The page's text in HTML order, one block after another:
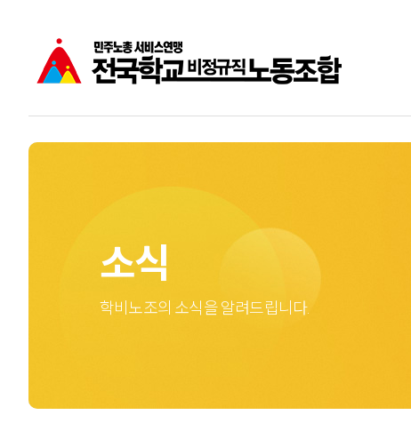
소식
학비노조의 소식을 알려드립니다.